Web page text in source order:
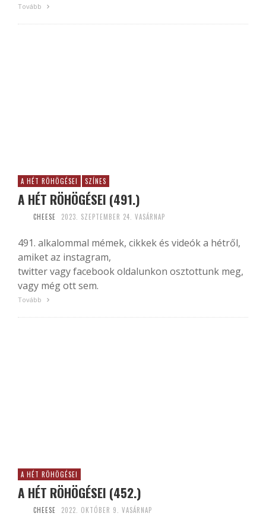
Tovább
A HÉT RÖHÖGÉSEI SZÍNES
A HÉT RÖHÖGÉSEI (491.)
CHEESE 2023. SZEPTEMBER 24. VASÁRNAP
491. alkalommal mémek, cikkek és videók a hétről,
amiket az instagram,
twitter vagy facebook oldalunkon osztottunk meg,
vagy még ott sem.
Tovább
A HÉT RÖHÖGÉSEI
A HÉT RÖHÖGÉSEI (452.)
CHEESE 2022. OKTÓBER 9. VASÁRNAP